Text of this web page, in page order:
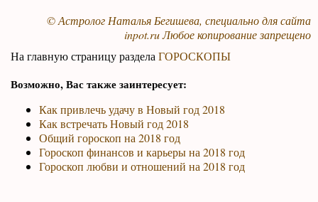
© Астролог Наталья Бегишева, специально для сайта
inpot.ruЛюбое копирование запрещено
На главную страницу разделаГОРОСКОПЫ
Возможно, Вас также заинтересует:
Как привлечь удачу в Новый год 2018
Как встречать Новый год 2018
Общий гороскоп на 2018 год
Гороскоп финансов и карьеры на 2018 год
Гороскоп любви и отношений на 2018 год